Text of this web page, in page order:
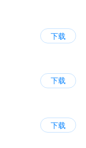
下载
下载
下载